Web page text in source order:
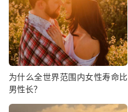
为什么全世界范围内女性寿命比
男性长？